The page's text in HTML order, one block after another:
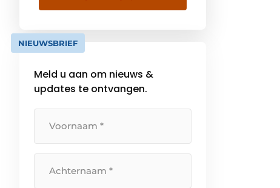
verbindingen die bouwprojecten
onmisbare schakels. Voor pgb-
Europe is het ons dagelijks
van kwaliteitsproducten en een
bijpassende service. Al meer dan
NIEUWSBRIEF
Meld u aan om nieuws &
updates te ontvangen.